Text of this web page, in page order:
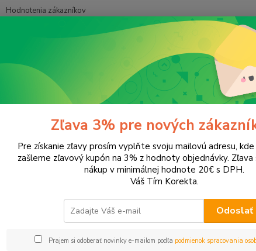
Hodnotenia zákazníkov
Tonery a náplne do tlačiarní Hewlett Packard HP DeskJet
DeskJet 948c
V tejto kategórii nebol nájdený žiadny tovar.
Zľava 3% pre nových
Pre získanie zľavy prosím vyplňte svoju mailovú adresu,
zašleme zľavový kupón na 3% z hodnoty objednávky. Zľava
nákup v minimálnej hodnote 20€ s DPH.
Váš Tím Korekta.
Odoslať
Prajem si odoberať novinky e-mailom podľa podmienok spracovania